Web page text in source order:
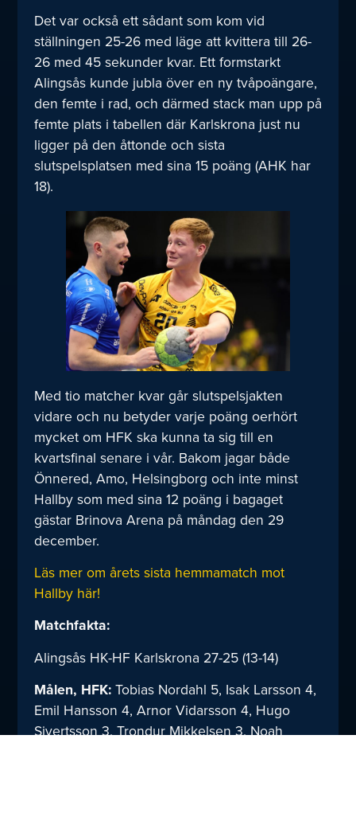
Det var också ett sådant som kom vid
ställningen 25-26 med läge att kvittera till 26-
26 med 45 sekunder kvar. Ett formstarkt
Alingsås kunde jubla över en ny tvåpoängare,
den femte i rad, och därmed stack man upp på
femte plats i tabellen där Karlskrona just nu
ligger på den åttonde och sista
slutspelsplatsen med sina 15 poäng (AHK har
18).
Med tio matcher kvar går slutspelsjakten
vidare och nu betyder varje poäng oerhört
mycket om HFK ska kunna ta sig till en
kvartsfinal senare i vår. Bakom jagar både
Önnered, Amo, Helsingborg och inte minst
Hallby som med sina 12 poäng i bagaget
gästar Brinova Arena på måndag den 29
december.
Läs mer om årets sista hemmamatch mot
Hallby här!
Matchfakta:
Alingsås HK-HF Karlskrona 27-25 (13-14)
Målen, HFK:Tobias Nordahl 5, Isak Larsson 4,
Emil Hansson 4, Arnor Vidarsson 4, Hugo
Sivertsson 3, Trondur Mikkelsen 3, Noah